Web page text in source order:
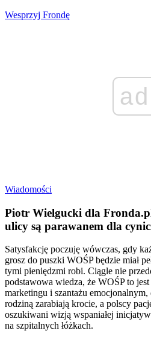
Wesprzyj Frondę
ad
Wiadomości
Piotr Wielgucki dla
ulicy są parawanem dla
Satysfakcję poczuję wówczas, gdy
grosz do puszki WOŚP będzie miał
tymi pieniędzmi robi. Ciągle nie
podstawowa wiedza, że WOŚP to
marketingu i szantażu
rodziną zarabiają krocie, a polscy
oszukiwani wizją wspaniałej
na szpitalnych łóżkach.